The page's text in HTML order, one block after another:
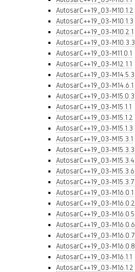
AutosarC++19_03-M10.1.2
AutosarC++19_03-M10.1.3
AutosarC++19_03-M10.2.1
AutosarC++19_03-M10.3.3
AutosarC++19_03-M11.0.1
AutosarC++19_03-M12.1.1
AutosarC++19_03-M14.5.3
AutosarC++19_03-M14.6.1
AutosarC++19_03-M15.0.3
AutosarC++19_03-M15.1.1
AutosarC++19_03-M15.1.2
AutosarC++19_03-M15.1.3
AutosarC++19_03-M15.3.1
AutosarC++19_03-M15.3.3
AutosarC++19_03-M15.3.4
AutosarC++19_03-M15.3.6
AutosarC++19_03-M15.3.7
AutosarC++19_03-M16.0.1
AutosarC++19_03-M16.0.2
AutosarC++19_03-M16.0.5
AutosarC++19_03-M16.0.6
AutosarC++19_03-M16.0.7
AutosarC++19_03-M16.0.8
AutosarC++19_03-M16.1.1
AutosarC++19_03-M16.1.2